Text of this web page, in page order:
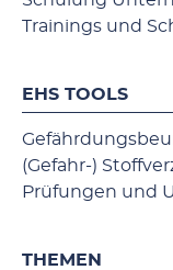
Trainings und
EHS TOOLS
(Gefahr-)
Prüfungen und
THEMEN